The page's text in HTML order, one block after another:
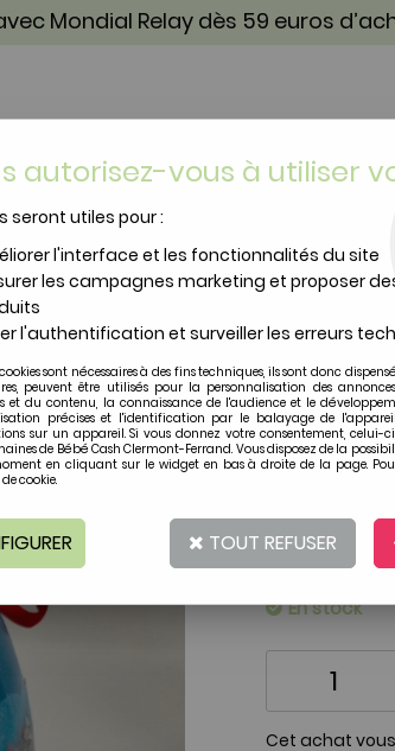
Mondial Relay dès 59 euros
TOILETTE & SOIN PUÉRICULTURE
BOULE
Soyez le
€
Réf. :1184849
Article de
En stock
Cet achat
autorisez-vous à utiliser
seront utiles pour :
l'interface et les fonctionnalités du site
les campagnes marketing et proposer
l'authentification et surveiller les erreurs
sont nécessaires à des fins techniques, ils sont donc
peuvent être utilisés pour la personnalisation des
et du contenu, la connaissance de l'audience et le
précises et l'identification par le balayage de
sur un appareil. Si vous donnez votre consentement, celui-ci
de Bébé Cash Clermont-Ferrand. Vous disposez de la
en cliquant sur le widget en bas à droite de la page.
cookie.
TOUT REFUSER